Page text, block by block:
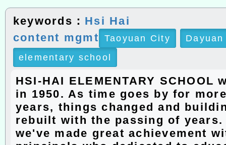
keywords： Hsi Hai
content mgmt
Taoyuan City
elementary school
HSI-HAI ELEMENTARY SCHOOL
in 1950. As time goes by for
years, things changed and
rebuilt with the passing of years.
we've made great achievement